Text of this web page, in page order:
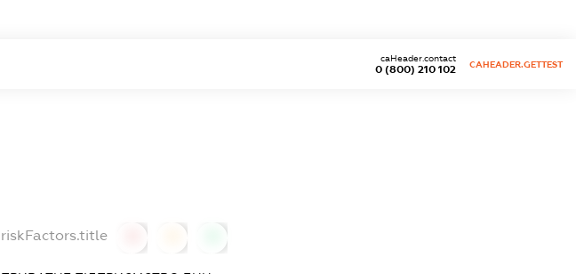
0 (800) 210 102
caHeader.contact
CAHEADER.GETTEST
riskFactors.title